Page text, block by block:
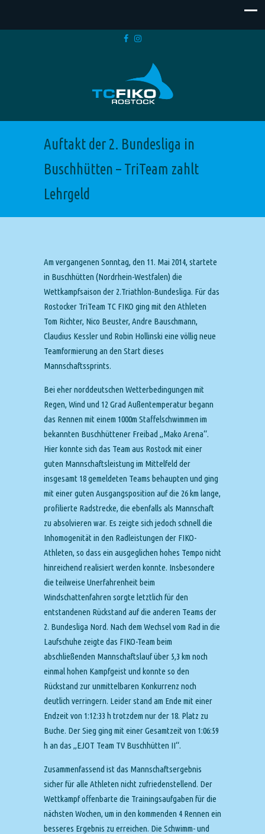
Auftakt der 2. Bundesliga in
Buschhütten – TriTeam zahlt
Lehrgeld
Am vergangenen Sonntag, den 11. Mai 2014, startete
in Buschhütten (Nordrhein-Westfalen) die
Wettkampfsaison der 2.Triathlon-Bundesliga. Für das
Rostocker TriTeam TC FIKO ging mit den Athleten
Tom Richter, Nico Beuster, Andre Bauschmann,
Claudius Kessler und Robin Hollinski eine völlig neue
Teamformierung an den Start dieses
Mannschaftssprints.
Bei eher norddeutschen Wetterbedingungen mit
Regen, Wind und 12 Grad Außentemperatur begann
das Rennen mit einem 1000m Staffelschwimmen im
bekannten Buschhüttener Freibad „Mako Arena“.
Hier konnte sich das Team aus Rostock mit einer
guten Mannschaftsleistung im Mittelfeld der
insgesamt 18 gemeldeten Teams behaupten und ging
mit einer guten Ausgangsposition auf die 26 km lange,
profilierte Radstrecke, die ebenfalls als Mannschaft
zu absolvieren war. Es zeigte sich jedoch schnell die
Inhomogenität in den Radleistungen der FIKO-
Athleten, so dass ein ausgeglichen hohes Tempo nicht
hinreichend realisiert werden konnte. Insbesondere
die teilweise Unerfahrenheit beim
Windschattenfahren sorgte letztlich für den
entstandenen Rückstand auf die anderen Teams der
2. Bundesliga Nord. Nach dem Wechsel vom Rad in die
Laufschuhe zeigte das FIKO-Team beim
abschließenden Mannschaftslauf über 5,3 km noch
einmal hohen Kampfgeist und konnte so den
Rückstand zur unmittelbaren Konkurrenz noch
deutlich verringern. Leider stand am Ende mit einer
Endzeit von 1:12:33 h trotzdem nur der 18. Platz zu
Buche. Der Sieg ging mit einer Gesamtzeit von 1:06:59
h an das „EJOT Team TV Buschhütten II“.
Zusammenfassend ist das Mannschaftsergebnis
sicher für alle Athleten nicht zufriedenstellend. Der
Wettkampf offenbarte die Trainingsaufgaben für die
nächsten Wochen, um in den kommenden 4 Rennen ein
besseres Ergebnis zu erreichen. Die Schwimm- und